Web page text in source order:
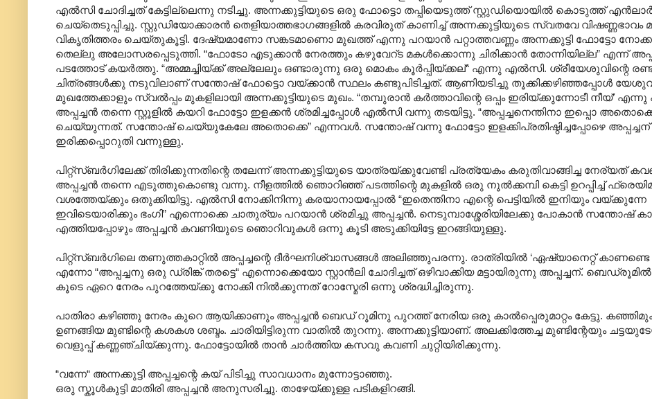
എൽസി ചോദിച്ചത് കേട്ടില്ലെന്നു നടിച്ചു. അന്നക്കുട്ടിയുടെ ഒരു ഫോട്ടൊ തപ്പിയെടുത്ത് സ്റ്റുഡിയൊയിൽ കൊടുത്ത്
ചെയ്തെടുപ്പിച്ചു. സ്റ്റുഡിയോക്കാരൻ തെളിയാത്തഭാഗങ്ങളിൽ കരവിരുത് കാണിച്ച് അന്നക്കുട്ടിയുടെ സ്വതവേ വിഷണ്ണഭാവം
വികൃതിത്തരം ചെയ്തുകൂട്ടി. ദേഷ്യമാണോ സങ്കടമാണൊ മുഖത്ത് എന്നു പറയാൻ പറ്റാത്തവണ്ണം അന്നക്കുട്ടി ഫോട്ടോ
തെല്ലു അലോസരപ്പെടുത്തി. “ഫോടോ എടുക്കാൻ നേരത്തും കഴുവേറ്ട മകൾക്കൊന്നു ചിരിക്കാൻ തോന്നിയില്ല” എന്ന്
പടത്തോട് കയർത്തു. “അമ്മച്ചിയ്ക്ക് അല്ലേലും ഒണ്ടാരുന്നു ഒരു മൊകം കൂർപ്പിയ്ക്കല്“ എന്നു എൽസി. ശ്രീയേശുവിന്റെ
ചിത്രങ്ങൾക്കു നടുവിലാണ് സന്തോഷ് ഫോട്ടൊ വയ്ക്കാൻ സ്ഥലം കണ്ടുപിടിച്ചത്. ആണിയടിച്ചു തൂക്കിക്കഴിഞ്ഞപ്പോൾ
മുഖത്തേക്കാളും സ്വൽപ്പം മുകളിലായി അന്നക്കുട്ടിയുടെ മുഖം. “തമ്പുരാൻ കർത്താവിന്റെ ഒപ്പം ഇരിയ്ക്കുന്നോടീ നീയ്’
അപ്പച്ചൻ തന്നെ സ്റ്റൂളിൽ കയറി ഫോട്ടോ ഇളക്കൻ ശ്രമിച്ചപ്പോൾ എൽസി വന്നു തടയിട്ടു. “അപ്പച്ചനെന്തിനാ ഇപ്പൊ
ചെയ്യുന്നത്. സന്തോഷ് ചെയ്യുകേലേ അതൊക്കെ” എന്നവൾ. സന്തോഷ് വന്നു ഫോട്ടോ ഇളക്കിപ്രതിഷ്ഠിച്ചപ്പോഴെ അപ്പച്ചന്
ഇരിക്കപ്പൊറുതി വന്നുള്ളു.
പിറ്റ്സ്ബർഗിലേക്ക് തിരിക്കുന്നതിന്റെ തലേന്ന് അന്നക്കുട്ടിയുടെ യാത്രയ്ക്കുവേണ്ടി പ്രത്യേകം കരുതിവാങ്ങിച്ച നേര്യത്
അപ്പച്ചൻ തന്നെ എടുത്തുകൊണ്ടു വന്നു. നീളത്തിൽ ഞൊറിഞ്ഞ് പടത്തിന്റെ മുകളിൽ ഒരു നൂൽക്കമ്പി കെട്ടി ഉറപ്പിച്ച്
വശത്തേയ്ക്കും ഒതുക്കിയിട്ടു. എൽസി നോക്കിനിന്നു കരയാനായപ്പോൽ “ഇതെന്തിനാ എന്റെ പെട്ടിയിൽ ഇനിയും വയ്ക്കുന്നേ
ഇവിടെയാരിക്കും ഭംഗി” എന്നൊക്കെ ചാതുര്യം പറയാൻ ശ്രമിച്ചു അപ്പച്ചൻ. നെടുമ്പാശ്ശേരിയിലേക്കു പോകാൻ സന്തോഷ്
എത്തിയപ്പോഴും അപ്പച്ചൻ കവണിയുടെ ഞൊറിവുകൾ ഒന്നു കൂടി അടുക്കിയിട്ടേ ഇറങ്ങിയുള്ളു.
പിറ്റ്സ്ബർഗിലെ തണുത്തകാറ്റിൽ അപ്പച്ചന്റെ ദീർഘനിശ്വാസങ്ങൾ അലിഞ്ഞുപരന്നു. രാത്രിയിൽ ‘ഏഷ്യാനെറ്റ് കാണണ്ടെ
എന്നോ “അപ്പച്ചനു ഒരു ഡ്രിങ്ക് തരട്ടെ“ എന്നൊക്കെയോ സ്റ്റാൻലി ചോദിച്ചത് ഒഴിവാക്കിയ മട്ടായിരുന്നു അപ്പച്ചന്.
കൂടെ ഏറെ നേരം പുറത്തേയ്ക്കു നോക്കി നിൽക്കുന്നത് റോസ്മേരി ഒന്നു ശ്രദ്ധിച്ചിരുന്നു.
പാതിരാ കഴിഞ്ഞു നേരം കുറെ ആയിക്കാണും അപ്പച്ചൻ ബെഡ് റൂമിനു പുറത്ത് നേരിയ ഒരു കാൽപ്പെരുമാറ്റം കേട്ടു.
ഉണങ്ങിയ മുണ്ടിന്റെ കശകശ ശബ്ദം. ചാരിയിട്ടിരുന്ന വാതിൽ തുറന്നു. അന്നക്കുട്ടിയാണ്. അലക്കിത്തേച്ച മുണ്ടിന്റേയും
വെളുപ്പ് കണ്ണഞ്ചിയ്ക്കുന്നു. ഫോട്ടോയിൽ താൻ ചാർത്തിയ കസവു കവണി ചുറ്റിയിരിക്കുന്നു.
“വന്നേ“ അന്നക്കുട്ടി അപ്പച്ചന്റെ കയ് പിടിച്ചു സാവധാനം മുന്നോട്ടാഞ്ഞു.
ഒരു സ്കൂൾകുട്ടി മാതിരി അപ്പച്ചൻ അനുസരിച്ചു. താഴേയ്ക്കുള്ള പടികളിറങ്ങി.